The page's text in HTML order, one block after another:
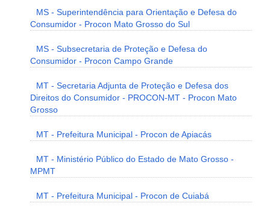
MS - Superintendência para Orientação e Defesa do
Consumidor - Procon Mato Grosso do Sul
MS - Subsecretaria de Proteção e Defesa do
Consumidor - Procon Campo Grande
MT - Secretaria Adjunta de Proteção e Defesa dos
Direitos do Consumidor - PROCON-MT - Procon Mato
Grosso
MT - Prefeitura Municipal - Procon de Apiacás
MT - Ministério Público do Estado de Mato Grosso -
MPMT
MT - Prefeitura Municipal - Procon de Cuiabá